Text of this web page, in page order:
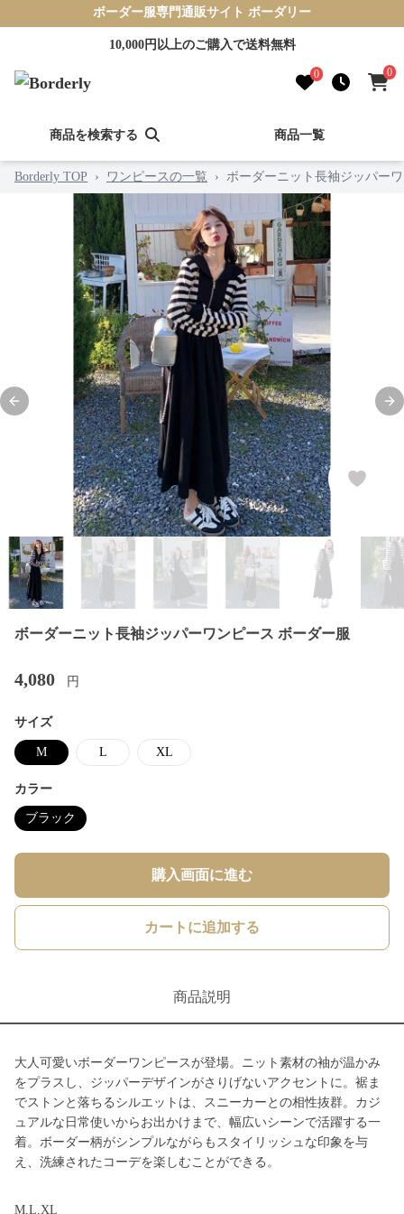
ボーダー服専門通販サイト ボーダリー
10,000円以上のご購入で送料無料
0 0
商品を検索する 商品一覧
Borderly TOP › ワンピースの一覧 › ボーダーニット長袖ジッパー
Previous slide
ボーダーニット長袖ジッパーワンピース ボーダー服
4,080 円
サイズ
M L XL
カラー
ブラック
購入画面に進む
カートに追加する
商品説明
大人可愛いボーダーワンピースが登場。ニット素材の袖が温かみ
をプラスし、ジッパーデザインがさりげないアクセントに。裾ま
でストンと落ちるシルエットは、スニーカーとの相性抜群。カジ
ュアルな日常使いからお出かけまで、幅広いシーンで活躍する一
着。ボーダー柄がシンプルながらもスタイリッシュな印象を与
え、洗練されたコーデを楽しむことができる。
M,L,XL